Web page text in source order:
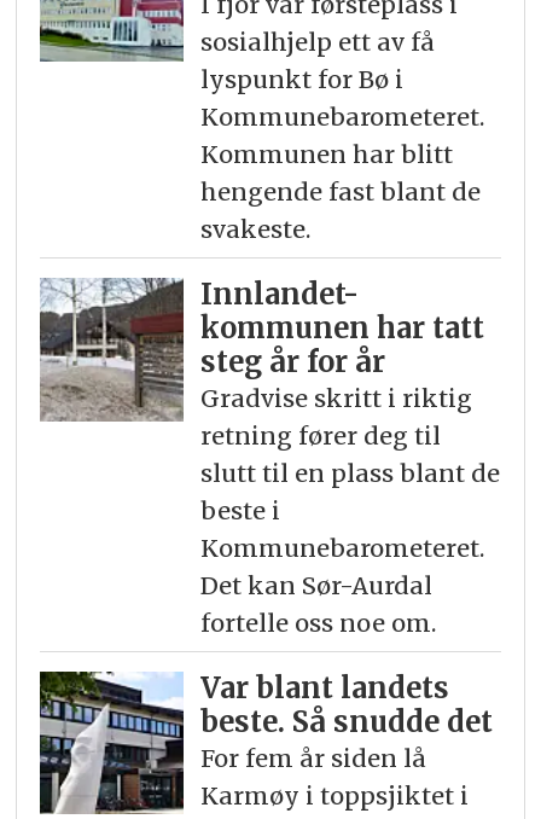
sosialhjelp ett av få
lyspunkt for Bø i
Kommunebarometeret.
Kommunen har blitt
hengende fast blant de
svakeste.
Innlandet-
kommunen har tatt
steg år for år
Gradvise skritt i riktig
retning fører deg til
slutt til en plass blant de
beste i
Kommunebarometeret.
Det kan Sør-Aurdal
fortelle oss noe om.
Var blant landets
beste. Så snudde det
For fem år siden lå
Karmøy i toppsjiktet i